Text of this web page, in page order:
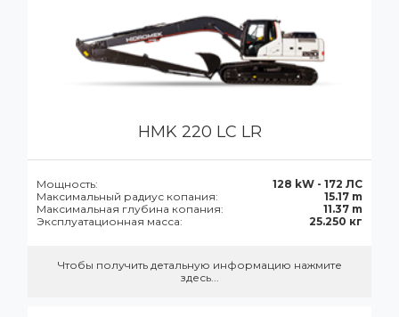
HMK 220 LC LR
Мощность:
128 kW - 172 ЛС
Максимальный радиус копания:
15.17 m
Максимальная глубина копания:
11.37 m
Эксплуатационная масса:
25.250 кг
Чтобы получить детальную информацию нажмите
здесь...